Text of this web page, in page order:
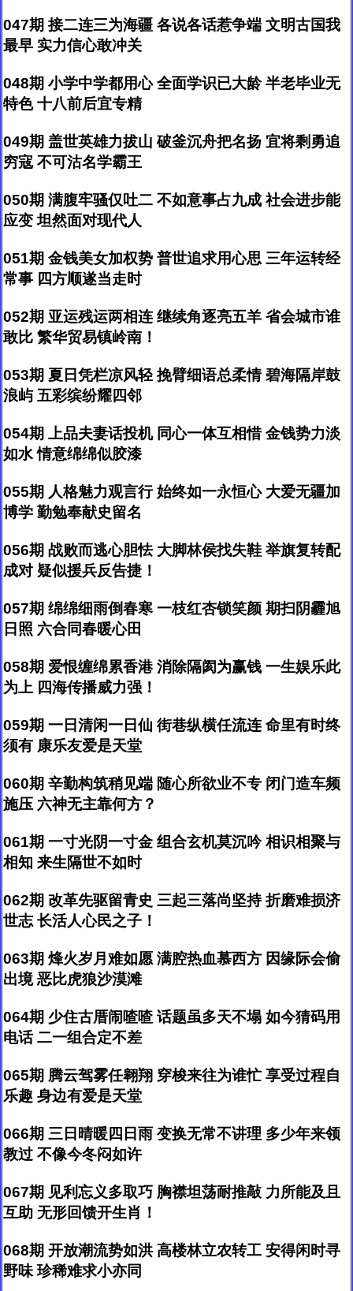
047期 接二连三为海疆 各说各话惹争端 文明古国我
最早 实力信心敢冲关
048期 小学中学都用心 全面学识已大龄 半老毕业无
特色 十八前后宜专精
049期 盖世英雄力拔山 破釜沉舟把名扬 宜将剩勇追
穷寇 不可沽名学霸王
050期 满腹牢骚仅吐二 不如意事占九成 社会进步能
应变 坦然面对现代人
051期 金钱美女加权势 普世追求用心思 三年运转经
常事 四方顺遂当走时
052期 亚运残运两相连 继续角逐亮五羊 省会城市谁
敢比 繁华贸易镇岭南！
053期 夏日凭栏凉风轻 挽臂细语总柔情 碧海隔岸鼓
浪屿 五彩缤纷耀四邻
054期 上品夫妻话投机 同心一体互相惜 金钱势力淡
如水 情意绵绵似胶漆
055期 人格魅力观言行 始终如一永恒心 大爱无疆加
博学 勤勉奉献史留名
056期 战败而逃心胆怯 大脚林侯找失鞋 举旗复转配
成对 疑似援兵反告捷！
057期 绵绵细雨倒春寒 一枝红杏锁笑颜 期扫阴霾旭
日照 六合同春暖心田
058期 爱恨缠绵累香港 消除隔阂为赢钱 一生娱乐此
为上 四海传播威力强！
059期 一日清闲一日仙 街巷纵横任流连 命里有时终
须有 康乐友爱是天堂
060期 辛勤构筑稍见端 随心所欲业不专 闭门造车频
施压 六神无主靠何方？
061期 一寸光阴一寸金 组合玄机莫沉吟 相识相聚与
相知 来生隔世不如时
062期 改革先驱留青史 三起三落尚坚持 折磨难损济
世志 长活人心民之子！
063期 烽火岁月难如愿 满腔热血慕西方 因缘际会偷
出境 恶比虎狼沙漠滩
064期 少住古厝闹喳喳 话题虽多天不塌 如今猜码用
电话 二一组合定不差
065期 腾云驾雾任翱翔 穿梭来往为谁忙 享受过程自
乐趣 身边有爱是天堂
066期 三日晴暖四日雨 变换无常不讲理 多少年来领
教过 不像今冬闷如许
067期 见利忘义多取巧 胸襟坦荡耐推敲 力所能及且
互助 无形回馈开生肖！
068期 开放潮流势如洪 高楼林立农转工 安得闲时寻
野味 珍稀难求小亦同